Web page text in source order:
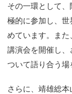
その一環として
極的に参加し、
めています。ま
講演会を開催し
ついて語り合う場
さらに、靖雄総